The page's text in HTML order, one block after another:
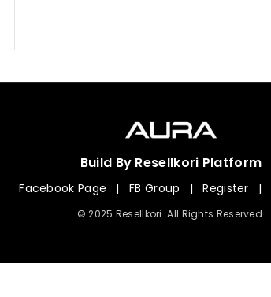
Build By Resellkori Platform
Facebook Page | FB Group | Register |
© 2025 Resellkori. All Rights Reserved.